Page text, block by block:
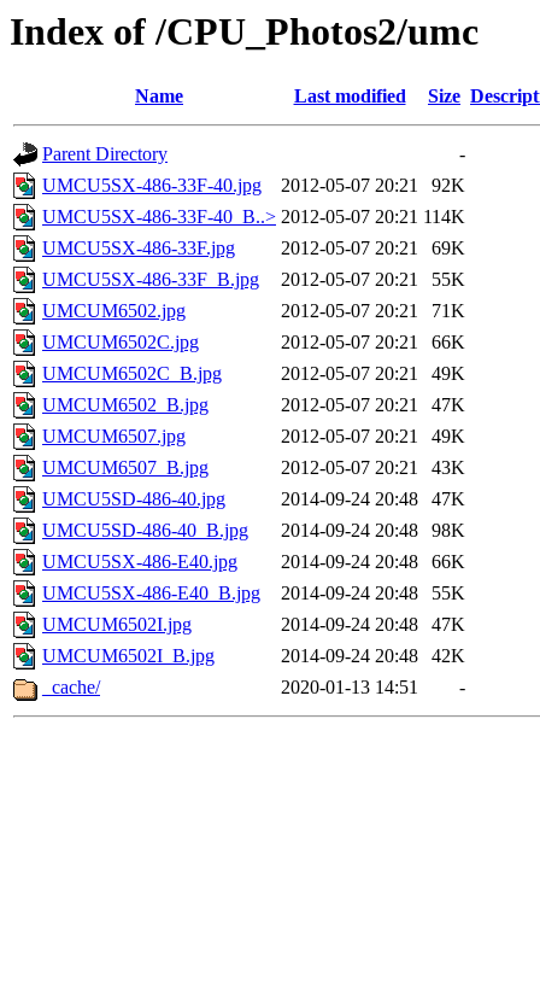
Index of /CPU_Photos2/umc
Name Last modified Size
Parent Directory
-
UMCU5SX-486-33F-40.jpg
2012-05-07 20:21
92K
UMCU5SX-486-33F-40_B..> 2012-05-07 20:21 114K
UMCU5SX-486-33F.jpg
2012-05-07 20:21
69K
UMCU5SX-486-33F_B.jpg
2012-05-07 20:21
55K
UMCUM6502.jpg
2012-05-07 20:21
71K
UMCUM6502C.jpg
2012-05-07 20:21
66K
UMCUM6502C_B.jpg
2012-05-07 20:21
49K
UMCUM6502_B.jpg
2012-05-07 20:21
47K
UMCUM6507.jpg
2012-05-07 20:21
49K
UMCUM6507_B.jpg
2012-05-07 20:21
43K
UMCU5SD-486-40.jpg
2014-09-24 20:48
47K
UMCU5SD-486-40_B.jpg
2014-09-24 20:48
98K
UMCU5SX-486-E40.jpg
2014-09-24 20:48
66K
UMCU5SX-486-E40_B.jpg
2014-09-24 20:48
55K
UMCUM6502I.jpg
2014-09-24 20:48
47K
UMCUM6502I_B.jpg
2014-09-24 20:48
42K
_cache/
2020-01-13 14:51 -